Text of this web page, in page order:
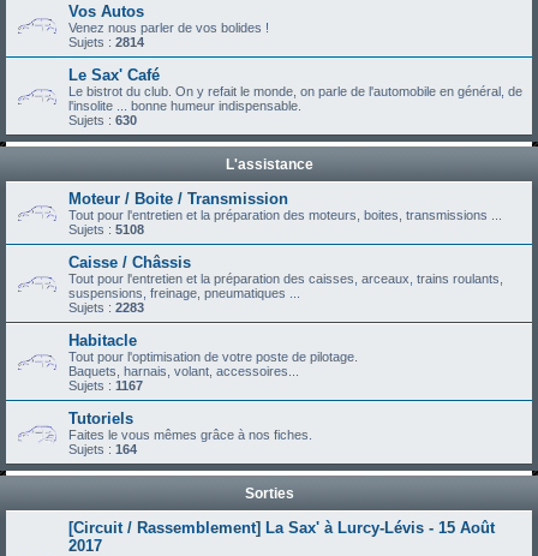
Vos Autos
Venez nous parler de vos bolides !
Sujets : 2814
Le Sax' Café
Le bistrot du club. On y refait le monde, on parle de l'automobile en général, de
l'insolite ... bonne humeur indispensable.
Sujets : 630
L'assistance
Moteur / Boite / Transmission
Tout pour l'entretien et la préparation des moteurs, boites, transmissions ...
Sujets : 5108
Caisse / Châssis
Tout pour l'entretien et la préparation des caisses, arceaux, trains roulants,
suspensions, freinage, pneumatiques ...
Sujets : 2283
Habitacle
Tout pour l'optimisation de votre poste de pilotage.
Baquets, harnais, volant, accessoires...
Sujets : 1167
Tutoriels
Faites le vous mêmes grâce à nos fiches.
Sujets : 164
Sorties
[Circuit / Rassemblement] La Sax' à Lurcy-Lévis - 15 Août
2017